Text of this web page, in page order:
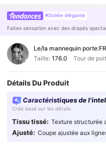
#Soirée élégante
Faites sensation avec des drapés
Le/la mannequin porte:
Taille: 176.0 Tour de
Détails Du Produit
Caractéristiques de
Créé basé sur les détails
Tissu tissé: Texture structurée
Ajusté: Coupe ajustée aux